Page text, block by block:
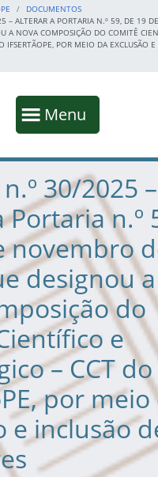
DOCUMENTOS
– ALTERAR A PORTARIA N.º 59, DE 19
A NOVA COMPOSIÇÃO DO COMITÊ
IFSERTÃOPE, POR MEIO DA EXCLUSÃO
Mostrar
Menu
30/2025 –
n.º
novembro
designou a
do
e
– CCT do
por
e inclusão